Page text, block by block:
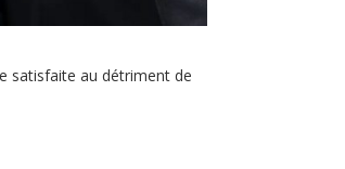
satisfaite au détriment de